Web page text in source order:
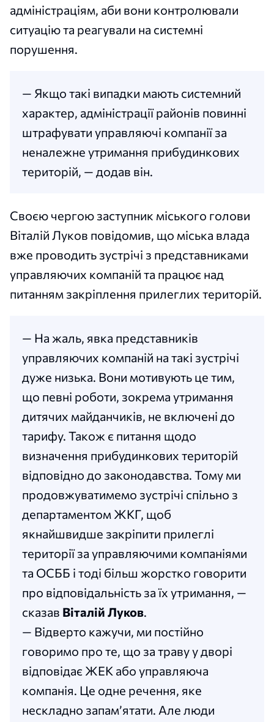
адміністраціям, аби вони контролювали
ситуацію та реагували на системні
порушення.
— Якщо такі випадки мають системний
характер, адміністрації районів повинні
штрафувати управляючі компанії за
неналежне утримання прибудинкових
територій, — додав він.
Своєю чергою заступник міського голови
Віталій Луков повідомив, що міська влада
вже проводить зустрічі з представниками
управляючих компаній та працює над
питанням закріплення прилеглих територій.
— На жаль, явка представників
управляючих компаній на такі зустрічі
дуже низька. Вони мотивують це тим,
що певні роботи, зокрема утримання
дитячих майданчиків, не включені до
тарифу. Також є питання щодо
визначення прибудинкових територій
відповідно до законодавства. Тому ми
продовжуватимемо зустрічі спільно з
департаментом ЖКГ, щоб
якнайшвидше закріпити прилеглі
території за управляючими компаніями
та ОСББ і тоді більш жорстко говорити
про відповідальність за їх утримання, —
сказав Віталій Луков.
— Відверто кажучи, ми постійно
говоримо про те, що за траву у дворі
відповідає ЖЕК або управляюча
компанія. Це одне речення, яке
нескладно запам’ятати. Але люди